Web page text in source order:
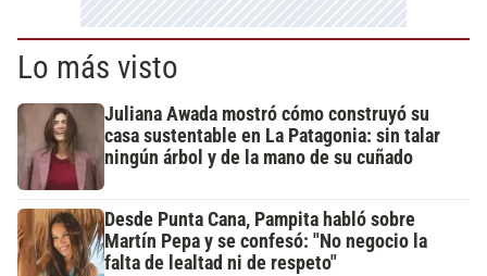
Lo más visto
Juliana Awada mostró cómo construyó su
casa sustentable en La Patagonia: sin talar
ningún árbol y de la mano de su cuñado
Desde Punta Cana, Pampita habló sobre
Martín Pepa y se confesó: "No negocio la
falta de lealtad ni de respeto"